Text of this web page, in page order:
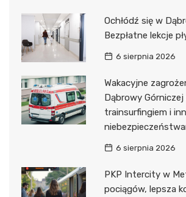
Ochłódź się w
Bezpłatne lekcje
6 sierpnia 2026
Wakacyjne
Dąbrowy
trainsurfingiem i
6 sierpnia 2026
PKP Intercity w
pociągów, lepsza